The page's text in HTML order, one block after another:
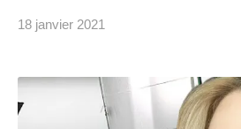
18 janvier 2021